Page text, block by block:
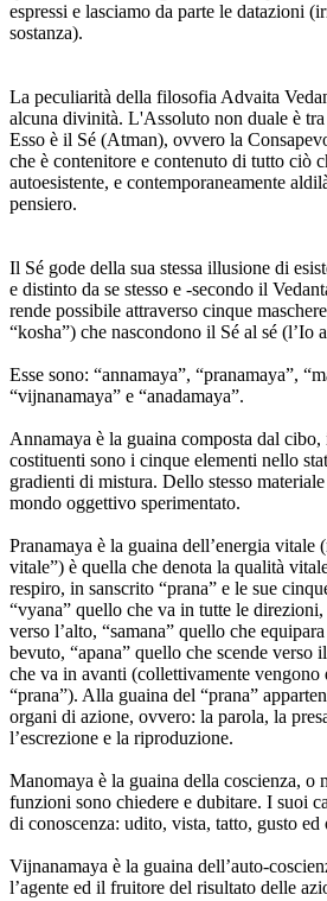
espressi e lasciamo da parte le datazioni
sostanza).
La peculiarità della filosofia Advaita
alcuna divinità. L'Assoluto non duale è tra
Esso è il Sé (Atman), ovvero la
che è contenitore e contenuto di tutto ciò
autoesistente, e contemporaneamente
pensiero.
Il Sé gode della sua stessa illusione di
e distinto da se stesso e -secondo il
rende possibile attraverso cinque
“kosha”) che nascondono il Sé al sé (l’Io
Esse sono: “annamaya”, “pranamaya”,
“vijnanamaya” e “anadamaya”.
Annamaya è la guaina composta dal
costituenti sono i cinque elementi nello
gradienti di mistura. Dello stesso
mondo oggettivo sperimentato.
Pranamaya è la guaina dell’energia
vitale”) è quella che denota la qualità
respiro, in sanscrito “prana” e le sue
“vyana” quello che va in tutte le direzioni,
verso l’alto, “samana” quello che
bevuto, “apana” quello che scende verso
che va in avanti (collettivamente
“prana”). Alla guaina del “prana”
organi di azione, ovvero: la parola, la
l’escrezione e la riproduzione.
Manomaya è la guaina della coscienza, o
funzioni sono chiedere e dubitare. I suoi
di conoscenza: udito, vista, tatto, gusto ed
Vijnanamaya è la guaina dell’auto-
l’agente ed il fruitore del risultato delle